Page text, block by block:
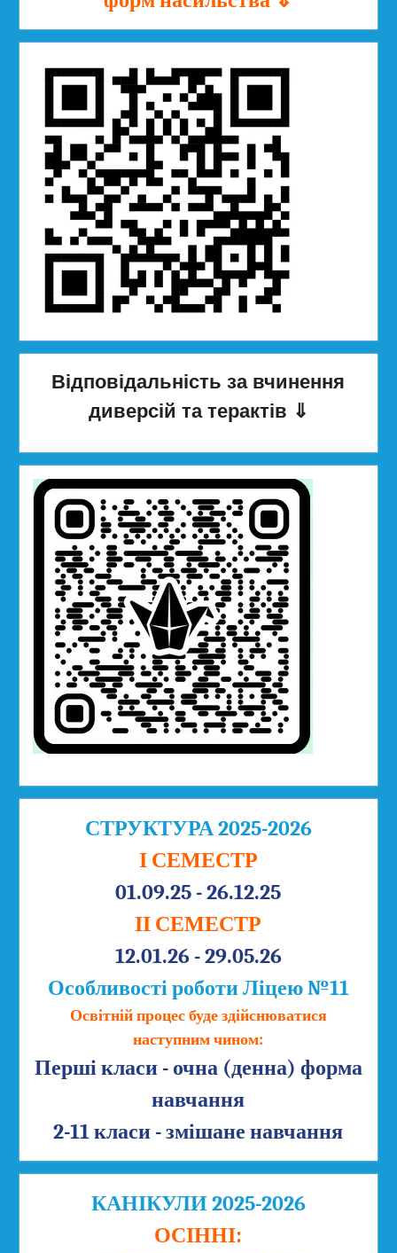
Відповідальність за вчинення
диверсій та терактів ⇓
СТРУКТУРА 2025-2026
І СЕМЕСТР
01.09.25 - 26.12.25
ІІ СЕМЕСТР
12.01.26 - 29.05.26
Особливості роботи Ліцею №11
Освітній процес буде здійснюватися
наступним чином:
Перші класи - очна (денна) форма
навчання
2-11 класи - змішане навчання
КАНІКУЛИ 2025-2026
ОСІННІ: